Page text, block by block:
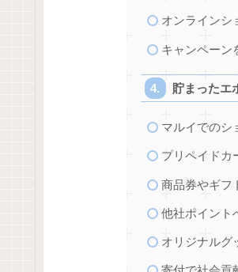
オンラインシ
キャンペーン
貯まったエ
マルイでのシ
プリペイドカ
商品券やギフ
他社ポイント
オリジナルグ